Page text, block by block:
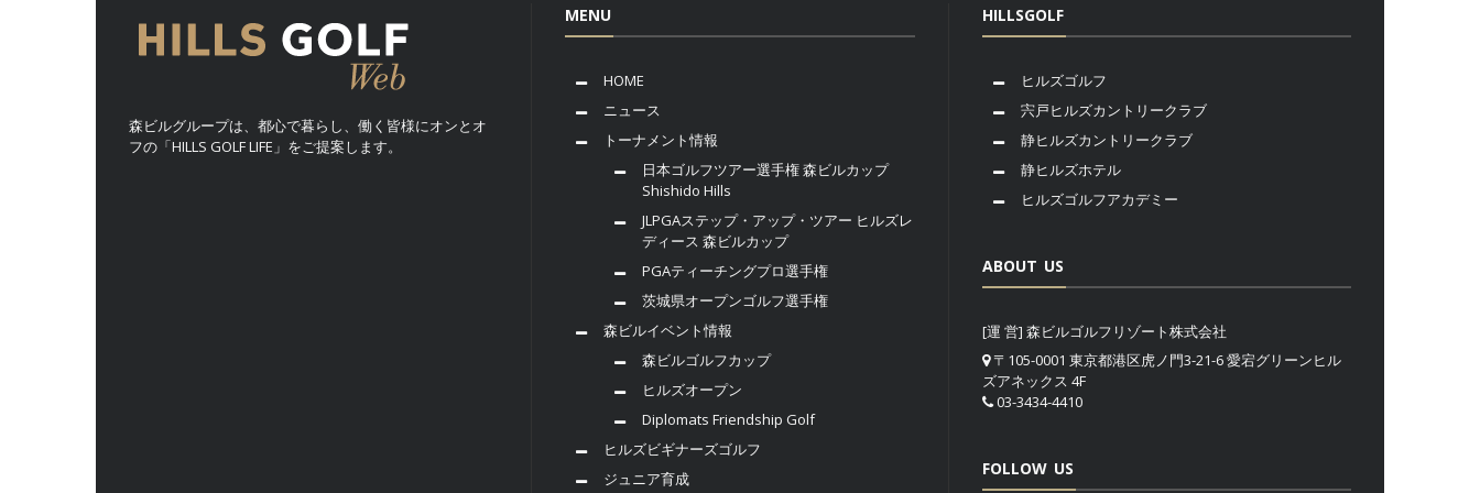
森ビルグループは、都心で暮らし、働く皆様にオンとオ
フの「HILLS GOLF LIFE」をご提案します。
MENU
HOME
ニュース
トーナメント情報
日本ゴルフツアー選手権 森ビルカップ
Shishido Hills
JLPGAステップ・アップ・ツアー ヒルズレ
ディース 森ビルカップ
PGAティーチングプロ選手権
茨城県オープンゴルフ選手権
森ビルイベント情報
森ビルゴルフカップ
ヒルズオープン
Diplomats Friendship Golf
ヒルズビギナーズゴルフ
ジュニア育成
HILLSGOLF
ヒルズゴルフ
宍戸ヒルズカントリークラブ
静ヒルズカントリークラブ
静ヒルズホテル
ヒルズゴルフアカデミー
ABOUT US
[運 営] 森ビルゴルフリゾート株式会社
〒105-0001 東京都港区虎ノ門3-21-6 愛宕グリーンヒル
ズアネックス 4F
03-3434-4410
FOLLOW US